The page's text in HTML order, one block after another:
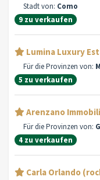
Stadt von: Como
9 zu verkaufen
Lumina Luxury
Für die Provinzen von:
5 zu verkaufen
Arenzano
Für die Provinzen von:
4 zu verkaufen
Carla Orlando